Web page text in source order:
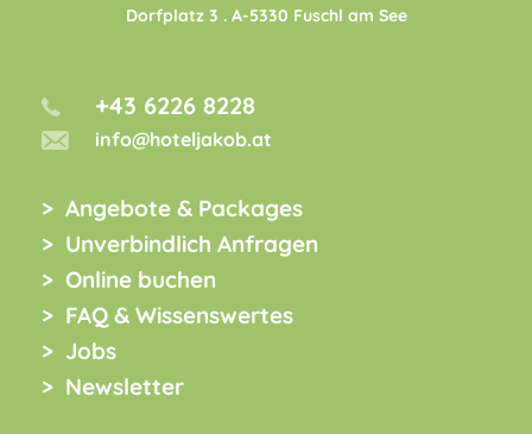
Dorfplatz 3 . A-5330 Fuschl am See
+43 6226 8228
info@hoteljakob.at
Angebote & Packages
Unverbindlich Anfragen
Online buchen
FAQ & Wissenswertes
Jobs
Newsletter